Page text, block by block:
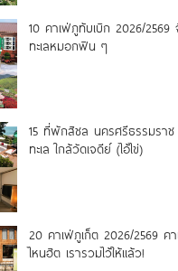
10 คาเฟ่ภูทับเบิก 2026/
ทะเลหมอกฟิน ๆ
15 ที่พักสิชล นครศรีธรรมรา
ทะเล ใกล้วัดเจดีย์ (ไอ้ไข่)
20 คาเฟ่ภูเก็ต 2026/2569 คา
ไหนฮิต เรารวมไว้ให้แล้ว!